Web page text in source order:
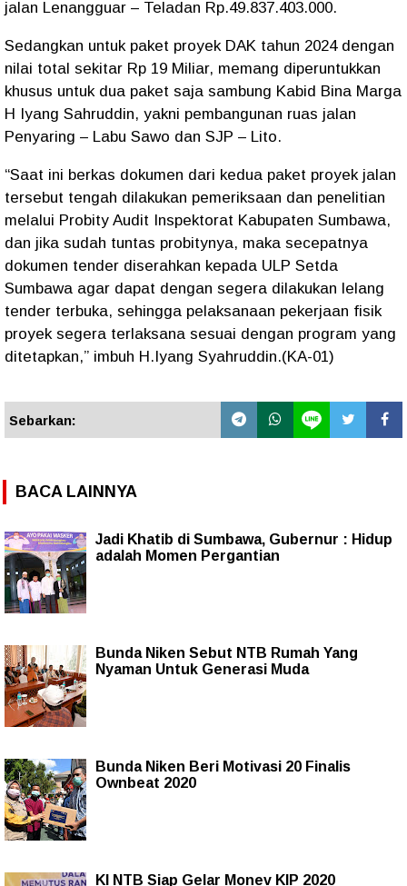
jalan Lenangguar – Teladan Rp.49.837.403.000.
Sedangkan untuk paket proyek DAK tahun 2024 dengan
nilai total sekitar Rp 19 Miliar, memang diperuntukkan
khusus untuk dua paket saja sambung Kabid Bina Marga
H Iyang Sahruddin, yakni pembangunan ruas jalan
Penyaring – Labu Sawo dan SJP – Lito.
“Saat ini berkas dokumen dari kedua paket proyek jalan
tersebut tengah dilakukan pemeriksaan dan penelitian
melalui Probity Audit Inspektorat Kabupaten Sumbawa,
dan jika sudah tuntas probitynya, maka secepatnya
dokumen tender diserahkan kepada ULP Setda
Sumbawa agar dapat dengan segera dilakukan lelang
tender terbuka, sehingga pelaksanaan pekerjaan fisik
proyek segera terlaksana sesuai dengan program yang
ditetapkan,” imbuh H.Iyang Syahruddin.(KA-01)
Sebarkan:
BACA LAINNYA
Jadi Khatib di Sumbawa, Gubernur : Hidup
adalah Momen Pergantian
Bunda Niken Sebut NTB Rumah Yang
Nyaman Untuk Generasi Muda
Bunda Niken Beri Motivasi 20 Finalis
Ownbeat 2020
KI NTB Siap Gelar Monev KIP 2020